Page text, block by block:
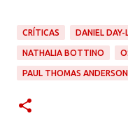
CRÍTICAS DANIEL DAY-
NATHALIA BOTTINO
PAUL THOMAS ANDERSON